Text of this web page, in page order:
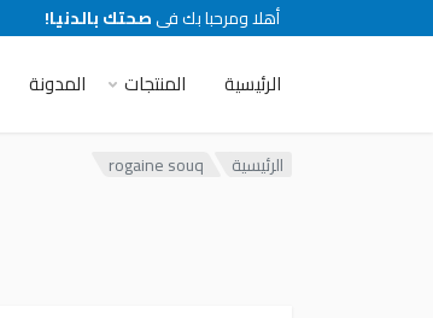
أهلا ومرحبا بك فىصحتك بالدنيا!
الرئيسية المنتجات المدونة
الرئيسية rogaine souq